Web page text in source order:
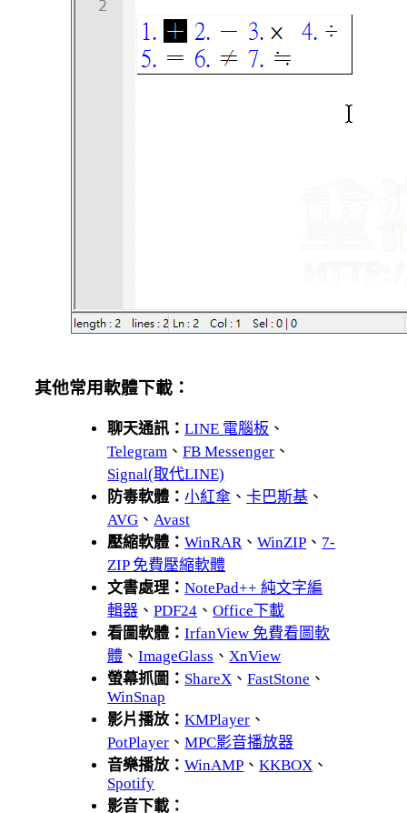
其他常用軟體下載：
聊天通訊：LINE 電腦板 、
Telegram 、FB Messenger 、
Signal(取代LINE)
防毒軟體：小紅傘 、卡巴斯基 、
AVG 、 Avast
壓縮軟體：WinRAR 、WinZIP 、 7-
ZIP 免費壓縮軟體
文書處理：NotePad++ 純文字編
輯器 、PDF24 、Office下載
看圖軟體：IrfanView 免費看圖軟
體 、ImageGlass 、 XnView
螢幕抓圖： ShareX 、FastStone 、
WinSnap
影片播放：KMPlayer 、
PotPlayer 、MPC影音播放器
音樂播放：WinAMP 、KKBOX 、
Spotify
影音下載：